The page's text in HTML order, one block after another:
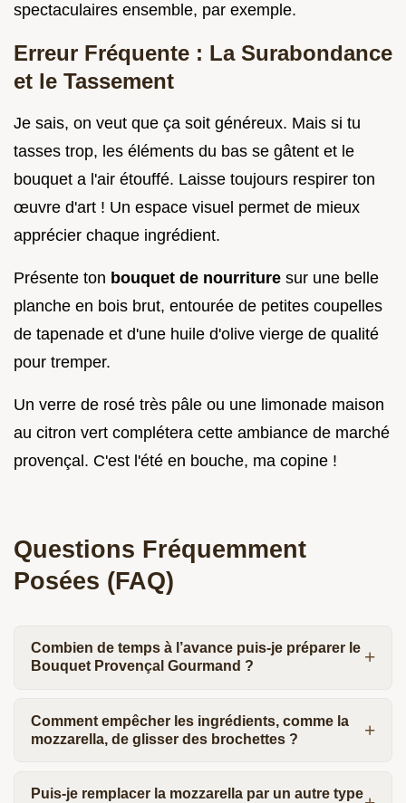
spectaculaires ensemble, par exemple.
Erreur Fréquente : La Surabondance
et le Tassement
Je sais, on veut que ça soit généreux. Mais si tu
tasses trop, les éléments du bas se gâtent et le
bouquet a l'air étouffé. Laisse toujours respirer ton
œuvre d'art ! Un espace visuel permet de mieux
apprécier chaque ingrédient.
Présente ton bouquet de nourriture sur une belle
planche en bois brut, entourée de petites coupelles
de tapenade et d'une huile d'olive vierge de qualité
pour tremper.
Un verre de rosé très pâle ou une limonade maison
au citron vert complétera cette ambiance de marché
provençal. C'est l'été en bouche, ma copine !
Questions Fréquemment
Posées (FAQ)
Combien de temps à l’avance puis-je préparer le
Bouquet Provençal Gourmand ?
Comment empêcher les ingrédients, comme la
mozzarella, de glisser des brochettes ?
Puis-je remplacer la mozzarella par un autre type